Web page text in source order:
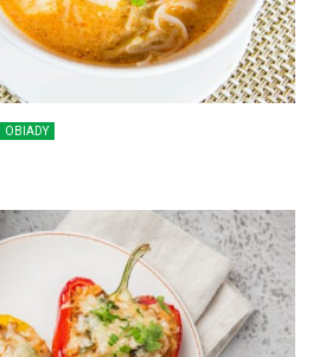
OBIADY